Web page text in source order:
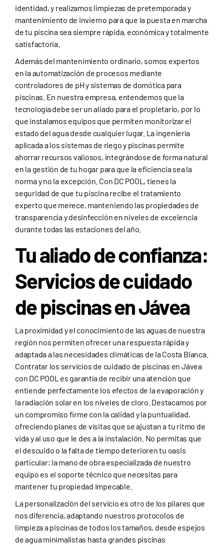
identidad, y realizamos limpiezas de pretemporada y
mantenimiento de invierno para que la puesta en marcha
de tu piscina sea siempre rápida, económica y totalmente
satisfactoria.
Además del mantenimiento ordinario, somos expertos
en la automatización de procesos mediante
controladores de pH y sistemas de domótica para
piscinas. En nuestra empresa, entendemos que la
tecnología debe ser un aliado para el propietario, por lo
que instalamos equipos que permiten monitorizar el
estado del agua desde cualquier lugar. La ingeniería
aplicada a los sistemas de riego y piscinas permite
ahorrar recursos valiosos, integrándose de forma natural
en la gestión de tu hogar para que la eficiencia sea la
norma y no la excepción. Con DC POOL, tienes la
seguridad de que tu piscina recibe el tratamiento
experto que merece, manteniendo las propiedades de
transparencia y desinfección en niveles de excelencia
durante todas las estaciones del año.
Tu aliado de confianza:
Servicios de cuidado
de piscinas en Jávea
La proximidad y el conocimiento de las aguas de nuestra
región nos permiten ofrecer una respuesta rápida y
adaptada a las necesidades climáticas de la Costa Blanca.
Contratar los servicios de cuidado de piscinas en Jávea
con DC POOL es garantía de recibir una atención que
entiende perfectamente los efectos de la evaporación y
la radiación solar en los niveles de cloro. Destacamos por
un compromiso firme con la calidad y la puntualidad,
ofreciendo planes de visitas que se ajustan a tu ritmo de
vida y al uso que le des a la instalación. No permitas que
el descuido o la falta de tiempo deterioren tu oasis
particular; la mano de obra especializada de nuestro
equipo es el soporte técnico que necesitas para
mantener tu propiedad impecable.
La personalización del servicio es otro de los pilares que
nos diferencia, adaptando nuestros protocolos de
limpieza a piscinas de todos los tamaños, desde espejos
de agua minimalistas hasta grandes piscinas